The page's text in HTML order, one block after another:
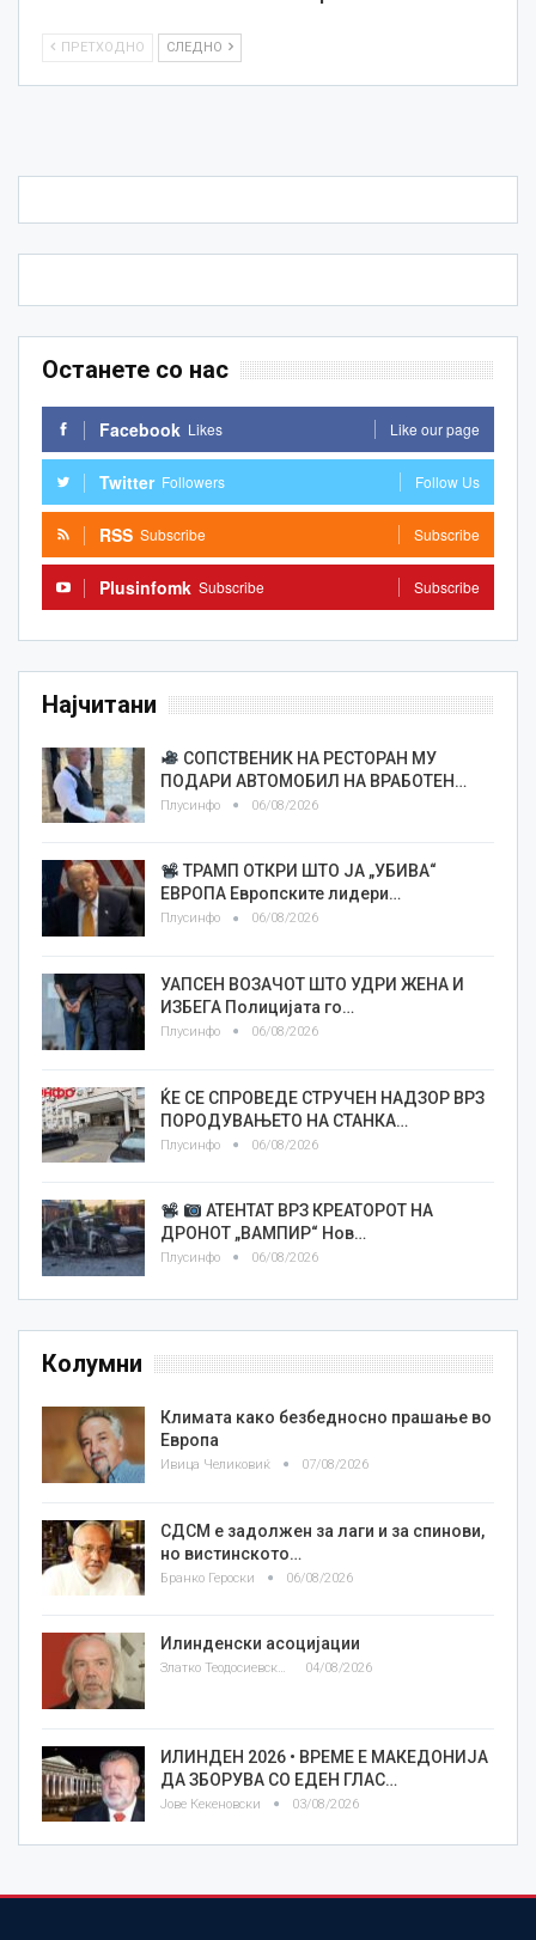
ПРЕТХОДНО СЛЕДНО
Останете со нас
Facebook Likes Like our page
Twitter Followers Follow Us
RSS Subscribe Subscribe
Plusinfomk Subscribe Subscribe
Најчитани
СОПСТВЕНИК НА РЕСТОРАН МУ
ПОДАРИ АВТОМОБИЛ НА ВРАБОТЕН…
Плусинфо 06/08/2026
ТРАМП ОТКРИ ШТО ЈА „УБИВА“
ЕВРОПА Европските лидери…
Плусинфо 06/08/2026
УАПСЕН ВОЗАЧОТ ШТО УДРИ ЖЕНА И
ИЗБЕГА Полицијата го…
Плусинфо 06/08/2026
ЌЕ СЕ СПРОВЕДЕ СТРУЧЕН НАДЗОР ВРЗ
ПОРОДУВАЊЕТО НА СТАНКА…
Плусинфо 06/08/2026
АТЕНТАТ ВРЗ КРЕАТОРОТ НА
ДРОНОТ „ВАМПИР“ Нов…
Плусинфо 06/08/2026
Колумни
Климата како безбедносно прашање во
Европа
Ивица Челиковиќ 07/08/2026
СДСМ е задолжен за лаги и за спинови,
но вистинското…
Бранко Героски 06/08/2026
Илинденски асоцијации
Златко Теодосиевски 04/08/2026
ИЛИНДЕН 2026 • ВРЕМЕ Е МАКЕДОНИЈА
ДА ЗБОРУВА СО ЕДЕН ГЛАС…
Јове Кекеновски 03/08/2026